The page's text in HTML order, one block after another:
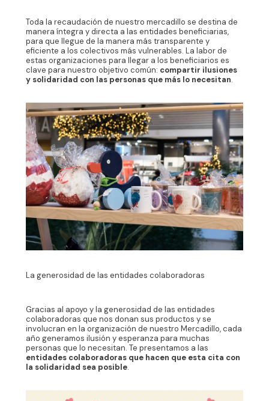
Toda la recaudación de nuestro mercadillo se destina de
manera íntegra y directa a las entidades beneficiarias,
para que llegue de la manera más transparente y
eficiente a los colectivos más vulnerables. La labor de
estas organizaciones para llegar a los beneficiarios es
clave para nuestro objetivo común: compartir ilusiones
y solidaridad con las personas que más lo necesitan.
La generosidad de las entidades colaboradoras
Gracias al apoyo y la generosidad de las entidades
colaboradoras que nos donan sus productos y se
involucran en la organización de nuestro Mercadillo, cada
año generamos ilusión y esperanza para muchas
personas que lo necesitan. Te presentamos a las
entidades colaboradoras que hacen que esta cita con
la solidaridad sea posible.